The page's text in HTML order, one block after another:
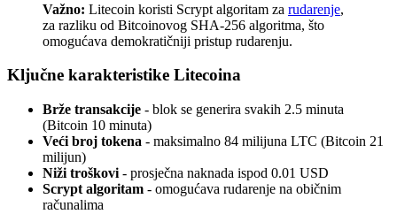
Važno: Litecoin koristi Scrypt algoritam za rudarenje,
za razliku od Bitcoinovog SHA-256 algoritma, što
omogućava demokratičniji pristup rudarenju.
Ključne karakteristike Litecoina
Brže transakcije - blok se generira svakih 2.5 minuta
(Bitcoin 10 minuta)
Veći broj tokena - maksimalno 84 milijuna LTC (Bitcoin 21
milijun)
Niži troškovi - prosječna naknada ispod 0.01 USD
Scrypt algoritam - omogućava rudarenje na običnim
računalima